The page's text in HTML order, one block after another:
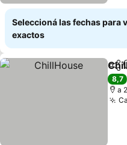
Seleccioná las fechas para
exactos
8,7
a